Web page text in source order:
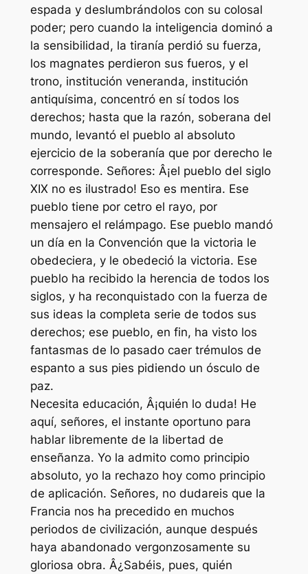
espada y deslumbrándolos con su colosal
poder; pero cuando la inteligencia dominó a
la sensibilidad, la tiranía perdió su fuerza,
los magnates perdieron sus fueros, y el
trono, institución veneranda, institución
antiquísima, concentró en sí todos los
derechos; hasta que la razón, soberana del
mundo, levantó el pueblo al absoluto
ejercicio de la soberanía que por derecho le
corresponde. Señores: Â¡el pueblo del siglo
XIX no es ilustrado! Eso es mentira. Ese
pueblo tiene por cetro el rayo, por
mensajero el relámpago. Ese pueblo mandó
un día en la Convención que la victoria le
obedeciera, y le obedeció la victoria. Ese
pueblo ha recibido la herencia de todos los
siglos, y ha reconquistado con la fuerza de
sus ideas la completa serie de todos sus
derechos; ese pueblo, en fin, ha visto los
fantasmas de lo pasado caer trémulos de
espanto a sus pies pidiendo un ósculo de
paz.
Necesita educación, Â¡quién lo duda! He
aquí, señores, el instante oportuno para
hablar libremente de la libertad de
enseñanza. Yo la admito como principio
absoluto, yo la rechazo hoy como principio
de aplicación. Señores, no dudareis que la
Francia nos ha precedido en muchos
periodos de civilización, aunque después
haya abandonado vergonzosamente su
gloriosa obra. Â¿Sabéis, pues, quién